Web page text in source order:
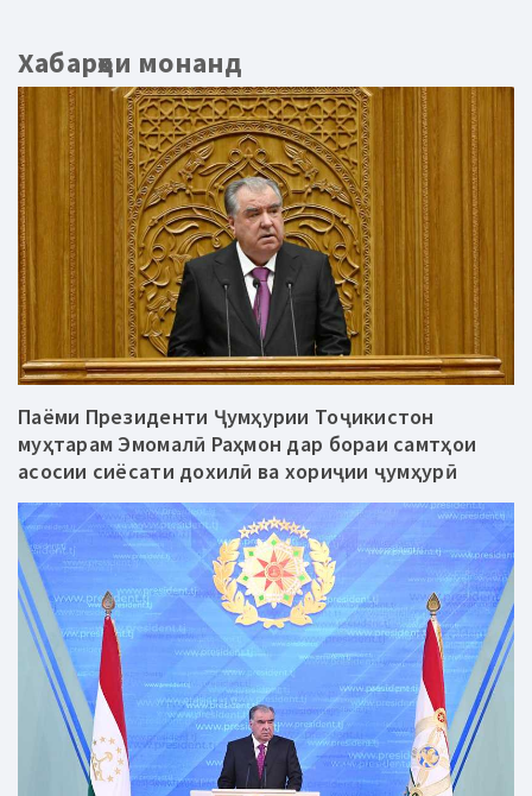
Хабарҳои монанд
Паёми Президенти Ҷумҳурии Тоҷикистон
муҳтарам Эмомалӣ Раҳмон дар бораи самтҳои
асосии сиёсати дохилӣ ва хориҷии ҷумҳурӣ